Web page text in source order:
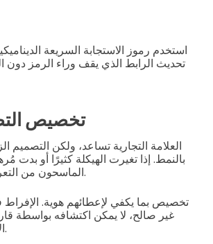
استخدم رموز الاستجابة السريعة
تحديث الرابط الذي يقف وراء الرمز دون
تخصيص
العلامة التجارية تساعد، ولكن التصميم
بالنمط. إذا تغيرت الهيكلة كثيرًا أو بدت
الماسحون من التعرف عليها بسهولة.
تخصيص بما يكفي لإعطائهم هوية.
الاستجابة السريعة.